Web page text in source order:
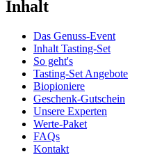
Inhalt
Das Genuss-Event
Inhalt Tasting-Set
So geht's
Tasting-Set Angebote
Biopioniere
Geschenk-Gutschein
Unsere Experten
Werte-Paket
FAQs
Kontakt